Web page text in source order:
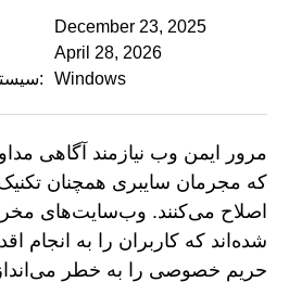
December 23, 2025
April 28, 2026
سیستم عامل (های) تحت تأثیر:
Windows
مرور ایمن وب نیازمند آگاهی
که مجرمان سایبری همچنان
اصلاح می‌کنند. وب‌سایت‌های
شده‌اند که کاربران را به انجام
حریم خصوصی را به خطر